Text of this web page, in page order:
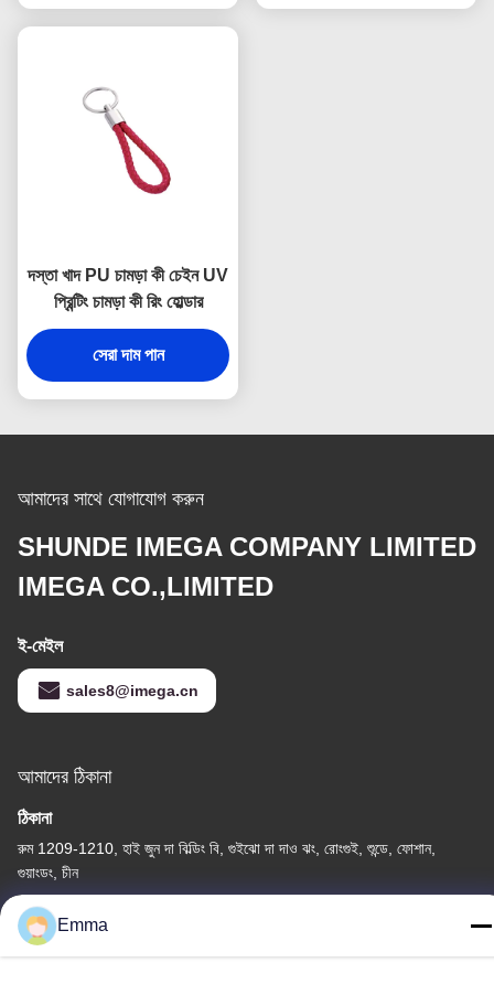
দস্তা খাদ PU চামড়া কী চেইন UV
প্রিন্টিং চামড়া কী রিং হোল্ডার
সেরা দাম পান
আমাদের সাথে যোগাযোগ করুন
SHUNDE IMEGA COMPANY LIMITED
IMEGA CO.,LIMITED
ই-মেইল
sales8@imega.cn
আমাদের ঠিকানা
ঠিকানা
রুম 1209-1210, হাই জুন দা বিল্ডিং বি, গুইঝো দা দাও ঝং, রোংগুই, শুন্ডে, ফোশান,
গুয়াংডং, চীন
টেল
86-15816904632
Emma